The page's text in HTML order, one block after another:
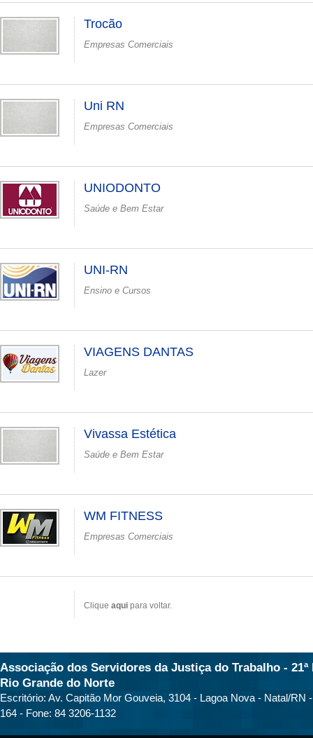
Trocão
Empresas Comerciais
Uni RN
Empresas Comerciais
UNIODONTO
Saúde e Bem Estar
UNI-RN
Ensino e Cursos
VIAGENS DANTAS
Lazer
Vivassa Estética
Saúde e Bem Estar
WM FITNESS
Empresas Comerciais
Clique aqui para voltar.
Associação dos Servidores da Justiça do Trabalho - 21ª
Rio Grande do Norte
Escritório: Av. Capitão Mor Gouveia, 3104 - Lagoa Nova - Natal/RN
164 - Fone: 84 3206-1132